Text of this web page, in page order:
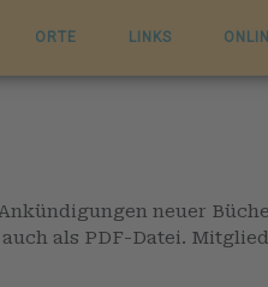
ORTE LINKS
neuer
als PDF-Datei.